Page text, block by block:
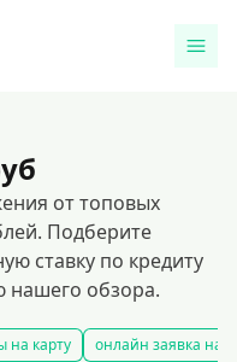
от топовых
Подберите
ставку по кредиту
нашего обзора.
на карту онлайн заявка на